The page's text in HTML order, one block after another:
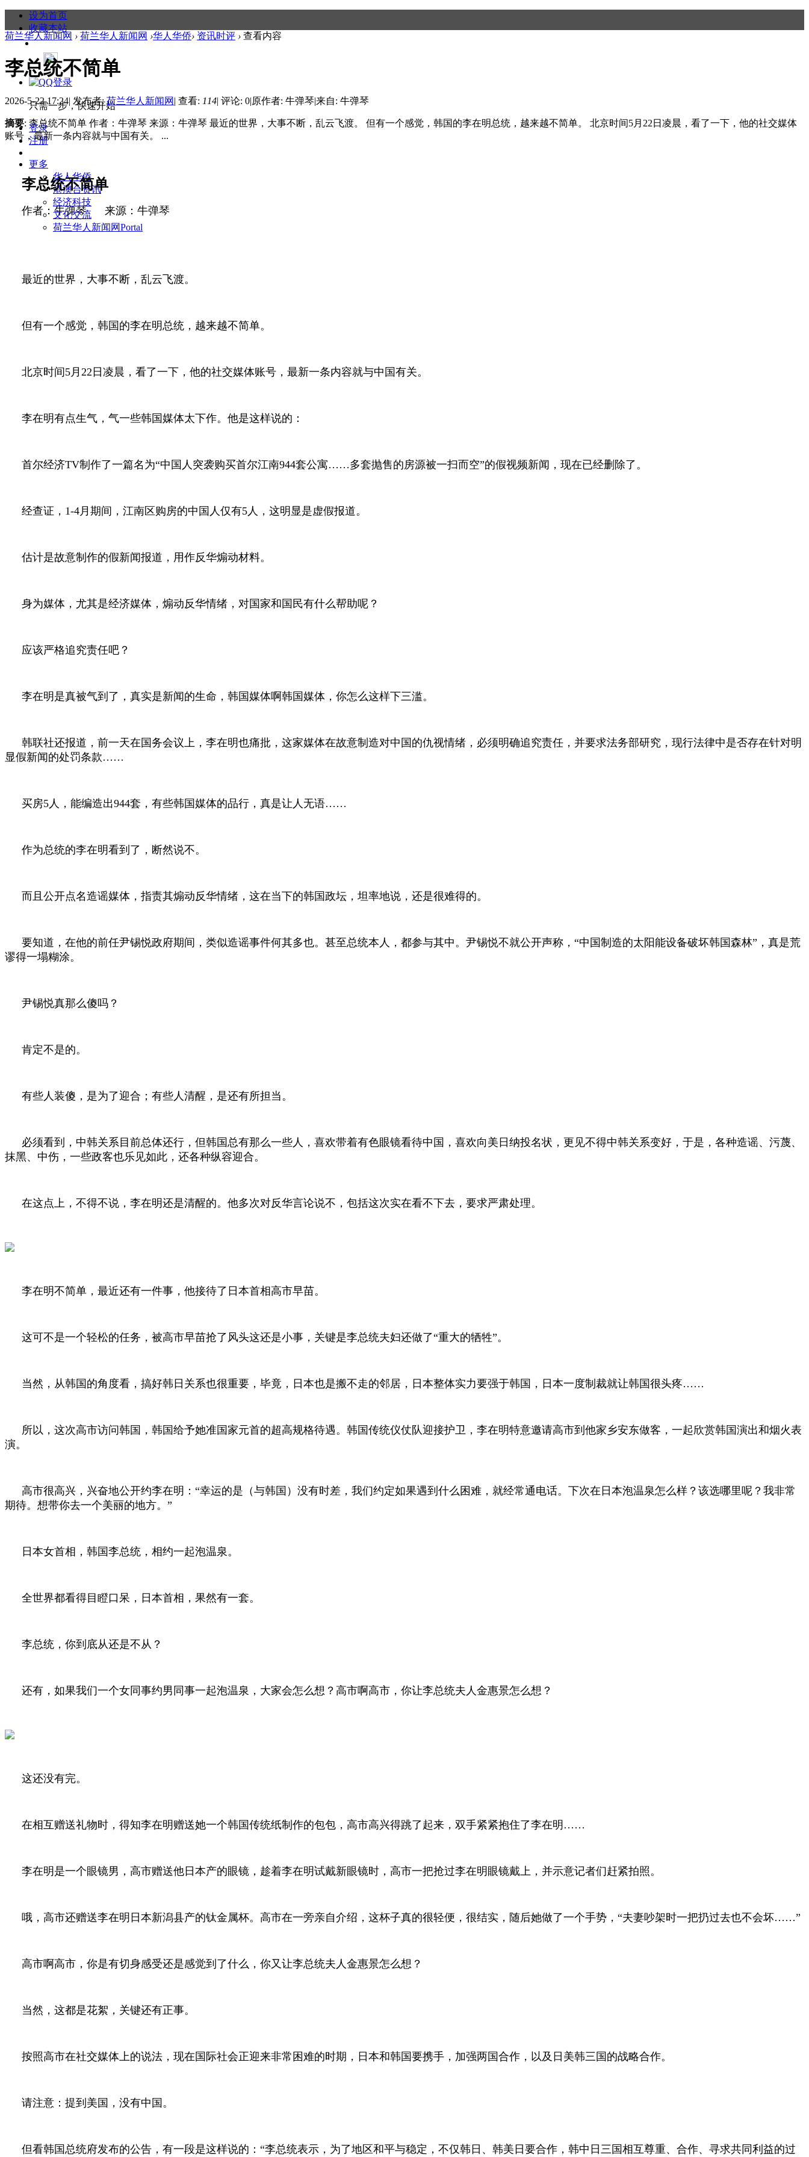
设为首页
收藏本站
只需一步，快速开始
登录
注册
更多
华人华侨
港澳台资讯
经济科技
文化交流
荷兰华人新闻网Portal
荷兰华人新闻网 › 荷兰华人新闻网 ›华人华侨› 资讯时评 › 查看内容
李总统不简单
2026-5-22 17:24| 发布者:荷兰华人新闻网 | 查看: 114| 评论: 0|原作者: 牛弹琴|来自: 牛弹琴
摘要: 李总统不简单 作者：牛弹琴 来源：牛弹琴 最近的世界，大事不断，乱云飞渡。 但有一个感觉，韩国的李在明总统，越来越不简单。 北京时间5月22日凌晨，看了一下，他的社交媒体
账号，最新一条内容就与中国有关。 ...
李总统不简单
作者：牛弹琴 来源：牛弹琴
最近的世界，大事不断，乱云飞渡。
但有一个感觉，韩国的李在明总统，越来越不简单。
北京时间5 月 22 日凌晨，看了一下，他的社交媒体账号，最新一条内容就与中国有关。
李在明有点生气，气一些韩国媒体太下作。他是这样说的：
首尔经济TV制作了一篇名为“中国人突袭购买首尔江南944套公寓……多套抛售的房源被一扫而空”的假视频新闻，现在已经删除了。
经查证， 1-4 月期间，江南区购房的中国人仅有5 人，这明显是虚假报道。
估计是故意制作的假新闻报道，用作反华煽动材料。
身为媒体，尤其是经济媒体，煽动反华情绪，对国家和国民有什么帮助呢？
应该严格追究责任吧？
李在明是真被气到了，真实是新闻的生命，韩国媒体啊韩国媒体，你怎么这样下三滥。
韩联社还报道，前一天在国务会议上，李在明也痛批，这家媒体在故意制造对中国的仇视情绪，必须明确追究责任，并要求法务部研究，现行法律中是否存在针对明
显假新闻的处罚条款……
买房5 人，能编造出944套，有些韩国媒体的品行，真是让人无语……
作为总统的李在明看到了，断然说不。
而且公开点名造谣媒体，指责其煽动反华情绪，这在当下的韩国政坛，坦率地说，还是很难得的。
要知道，在他的前任尹锡悦政府期间，类似造谣事件何其多也。甚至总统本人，都参与其中。尹锡悦不就公开声称，“中国制造的太阳能设备破坏韩国森林”，真是荒
谬得一塌糊涂。
尹锡悦真那么傻吗？
肯定不是的。
有些人装傻，是为了迎合；有些人清醒，是还有所担当。
必须看到，中韩关系目前总体还行，但韩国总有那么一些人，喜欢带着有色眼镜看待中国，喜欢向美日纳投名状，更见不得中韩关系变好，于是，各种造谣、污蔑、
抹黑、中伤，一些政客也乐见如此，还各种纵容迎合。
在这点上，不得不说，李在明还是清醒的。他多次对反华言论说不，包括这次实在看不下去，要求严肃处理。
李在明不简单，最近还有一件事，他接待了日本首相高市早苗。
这可不是一个轻松的任务，被高市早苗抢了风头这还是小事，关键是李总统夫妇还做了“重大的牺牲”。
当然，从韩国的角度看，搞好韩日关系也很重要，毕竟，日本也是搬不走的邻居，日本整体实力要强于韩国，日本一度制裁就让韩国很头疼……
所以，这次高市访问韩国，韩国给予她准国家元首的超高规格待遇。韩国传统仪仗队迎接护卫，李在明特意邀请高市到他家乡安东做客，一起欣赏韩国演出和烟火表
演。
高市很高兴，兴奋地公开约李在明：“幸运的是（与韩国）没有时差，我们约定如果遇到什么困难，就经常通电话。下次在日本泡温泉怎么样？该选哪里呢？我非常
期待。想带你去一个美丽的地方。”
日本女首相，韩国李总统，相约一起泡温泉。
全世界都看得目瞪口呆，日本首相，果然有一套。
李总统，你到底从还是不从？
还有，如果我们一个女同事约男同事一起泡温泉，大家会怎么想？高市啊高市，你让李总统夫人金惠景怎么想？
这还没有完。
在相互赠送礼物时，得知李在明赠送她一个韩国传统纸制作的包包，高市高兴得跳了起来，双手紧紧抱住了李在明……
李在明是一个眼镜男，高市赠送他日本产的眼镜，趁着李在明试戴新眼镜时，高市一把抢过李在明眼镜戴上，并示意记者们赶紧拍照。
哦，高市还赠送李在明日本新潟县产的钛金属杯。高市在一旁亲自介绍，这杯子真的很轻便，很结实，随后她做了一个手势，“夫妻吵架时一把扔过去也不会坏……”
高市啊高市，你是有切身感受还是感觉到了什么，你又让李总统夫人金惠景怎么想？
当然，这都是花絮，关键还有正事。
按照高市在社交媒体上的说法，现在国际社会正迎来非常困难的时期，日本和韩国要携手，加强两国合作，以及日美韩三国的战略合作。
请注意：提到美国，没有中国。
但看韩国总统府发布的公告，有一段是这样说的：“李总统表示，为了地区和平与稳定，不仅韩日、韩美日要合作，韩中日三国相互尊重、合作、寻求共同利益的过